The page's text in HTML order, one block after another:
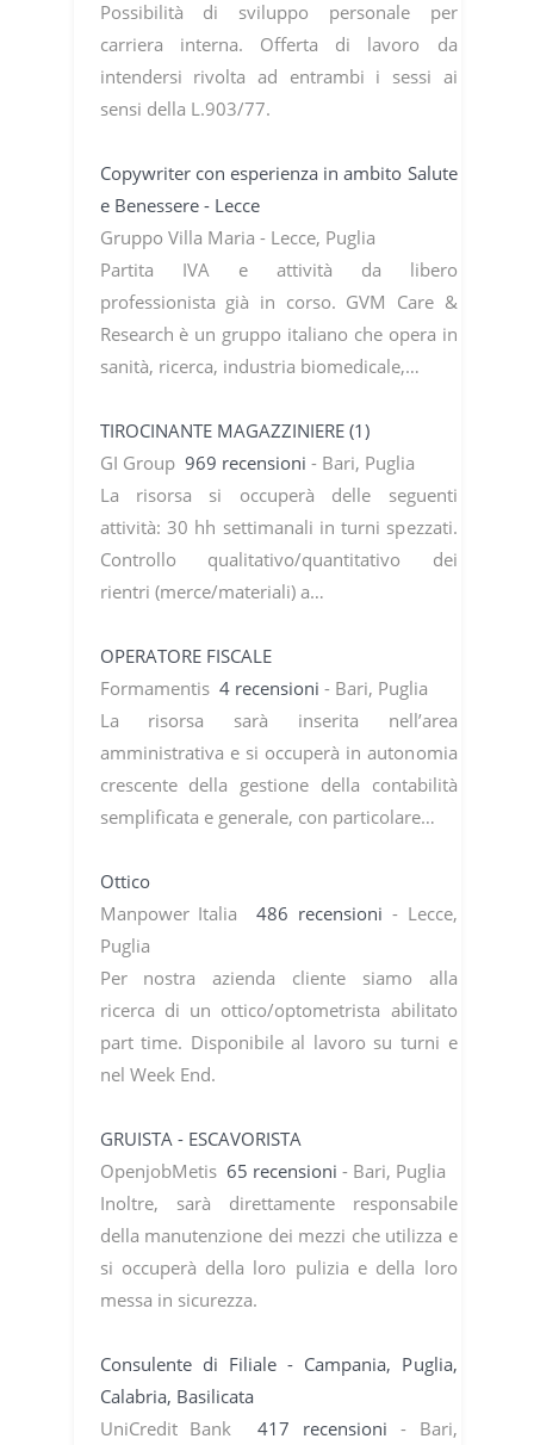
Possibilità di sviluppo personale per
carriera interna. Offerta di lavoro da
intendersi rivolta ad entrambi i sessi ai
sensi della L.903/77.
Copywriter con esperienza in ambito Salute
e Benessere - Lecce
Gruppo Villa Maria - Lecce, Puglia
Partita IVA e attività da libero
professionista già in corso. GVM Care &
Research è un gruppo italiano che opera in
sanità, ricerca, industria biomedicale,…
TIROCINANTE MAGAZZINIERE (1)
GI Group 969 recensioni - Bari, Puglia
La risorsa si occuperà delle seguenti
attività: 30 hh settimanali in turni spezzati.
Controllo qualitativo/quantitativo dei
rientri (merce/materiali) a…
OPERATORE FISCALE
Formamentis 4 recensioni - Bari, Puglia
La risorsa sarà inserita nell’area
amministrativa e si occuperà in autonomia
crescente della gestione della contabilità
semplificata e generale, con particolare…
Ottico
Manpower Italia 486 recensioni - Lecce,
Puglia
Per nostra azienda cliente siamo alla
ricerca di un ottico/optometrista abilitato
part time. Disponibile al lavoro su turni e
nel Week End.
GRUISTA - ESCAVORISTA
OpenjobMetis 65 recensioni - Bari, Puglia
Inoltre, sarà direttamente responsabile
della manutenzione dei mezzi che utilizza e
si occuperà della loro pulizia e della loro
messa in sicurezza.
Consulente di Filiale - Campania, Puglia,
Calabria, Basilicata
UniCredit Bank 417 recensioni - Bari,